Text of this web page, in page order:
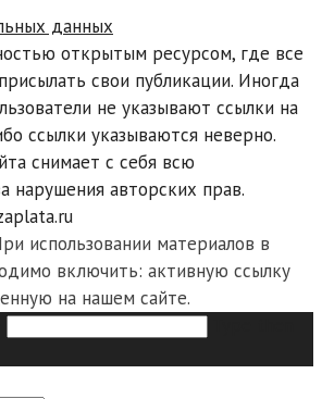
данных
открытым ресурсом, где все
свои публикации. Иногда
не указывают ссылки на
ссылки указываются неверно.
снимает с себя всю
нарушения авторских прав.
использовании материалов в
включить: активную ссылку
на нашем сайте.